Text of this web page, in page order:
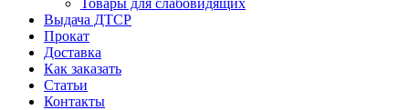
Товары для слабовидящих
Выдача ДТСР
Прокат
Доставка
Как заказать
Статьи
Контакты